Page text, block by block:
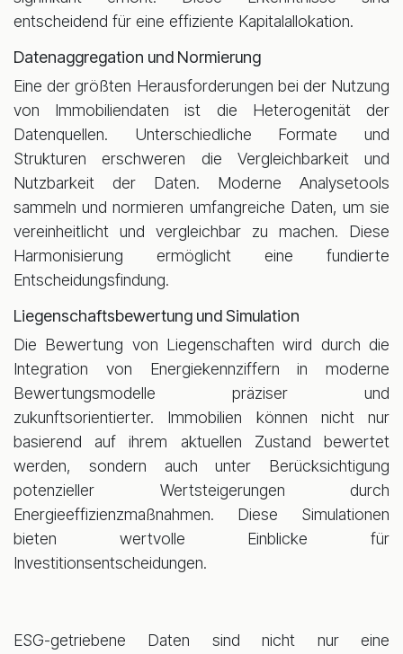
entscheidend für eine effiziente Kapitalallokation.
Datenaggregation und Normierung
Eine der größten Herausforderungen bei der Nutzung
von Immobiliendaten ist die Heterogenität der
Datenquellen. Unterschiedliche Formate und
Strukturen erschweren die Vergleichbarkeit und
Nutzbarkeit der Daten. Moderne Analysetools
sammeln und normieren umfangreiche Daten, um sie
vereinheitlicht und vergleichbar zu machen. Diese
Harmonisierung ermöglicht eine fundierte
Entscheidungsfindung.
Liegenschaftsbewertung und Simulation
Die Bewertung von Liegenschaften wird durch die
Integration von Energiekennziffern in moderne
Bewertungsmodelle präziser und
zukunftsorientierter. Immobilien können nicht nur
basierend auf ihrem aktuellen Zustand bewertet
werden, sondern auch unter Berücksichtigung
potenzieller Wertsteigerungen durch
Energieeffizienzmaßnahmen. Diese Simulationen
bieten wertvolle Einblicke für
Investitionsentscheidungen.
ESG-getriebene Daten sind nicht nur eine